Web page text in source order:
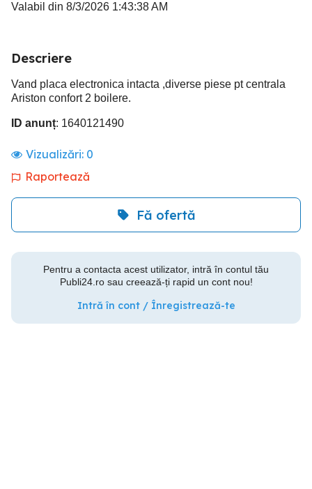
Valabil din 8/3/2026 1:43:38 AM
Descriere
Vand placa electronica intacta ,diverse piese pt centrala
Ariston confort 2 boilere.
ID anunț: 1640121490
Vizualizări: 0
Raportează
Fă ofertă
Pentru a contacta acest utilizator, intră în contul tău
Publi24.ro sau creează-ți rapid un cont nou!
Intră în cont / Înregistrează-te